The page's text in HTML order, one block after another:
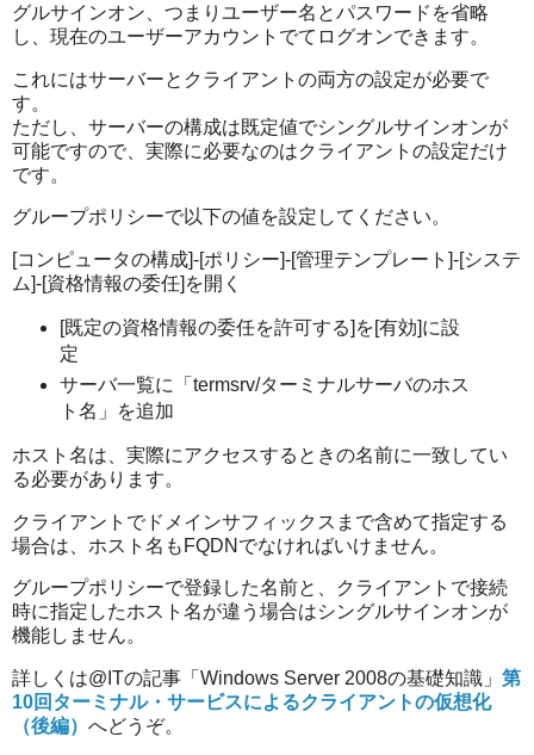
グルサインオン、つまりユーザー名とパスワードを省略
し、現在のユーザーアカウントでてログオンできます。
これにはサーバーとクライアントの両方の設定が必要で
す。
ただし、サーバーの構成は既定値でシングルサインオンが
可能ですので、実際に必要なのはクライアントの設定だけ
です。
グループポリシーで以下の値を設定してください。
[コンピュータの構成]-[ポリシー]-[管理テンプレート]-[システ
ム]-[資格情報の委任]を開く
[既定の資格情報の委任を許可する]を[有効]に設
定
サーバ一覧に「termsrv/ターミナルサーバのホス
ト名」を追加
ホスト名は、実際にアクセスするときの名前に一致してい
る必要があります。
クライアントでドメインサフィックスまで含めて指定する
場合は、ホスト名もFQDNでなければいけません。
グループポリシーで登録した名前と、クライアントで接続
時に指定したホスト名が違う場合はシングルサインオンが
機能しません。
詳しくは@ITの記事「Windows Server 2008の基礎知識」 第
10回ターミナル・サービスによるクライアントの仮想化
（後編） へどうぞ。